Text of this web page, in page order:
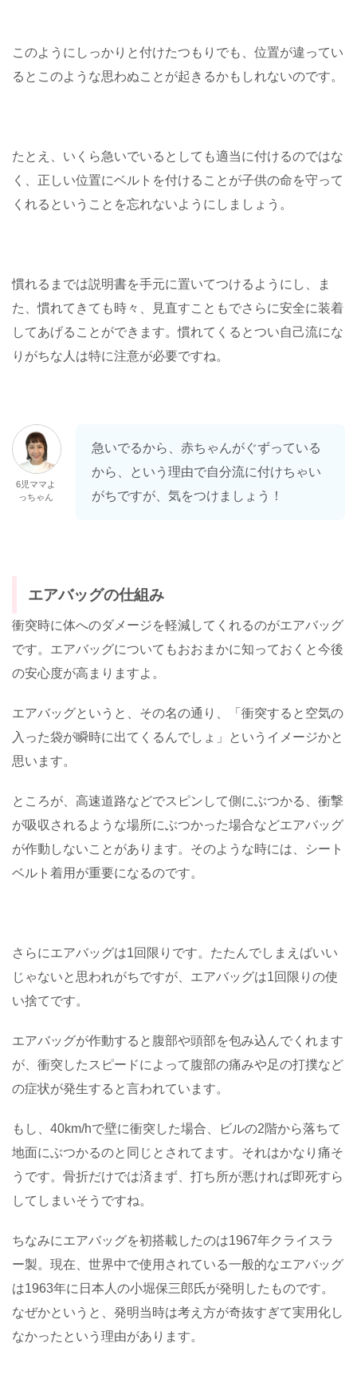
このようにしっかりと付けたつもりでも、位置が違ってい
るとこのような思わぬことが起きるかもしれないのです。
たとえ、いくら急いでいるとしても適当に付けるのではな
く、正しい位置にベルトを付けることが子供の命を守って
くれるということを忘れないようにしましょう。
慣れるまでは説明書を手元に置いてつけるようにし、ま
た、慣れてきても時々、見直すこともでさらに安全に装着
してあげることができます。慣れてくるとつい自己流にな
りがちな人は特に注意が必要ですね。
6児ママよ
っちゃん
急いでるから、赤ちゃんがぐずっている
から、という理由で自分流に付けちゃい
がちですが、気をつけましょう！
エアバッグの仕組み
衝突時に体へのダメージを軽減してくれるのがエアバッグ
です。エアバッグについてもおおまかに知っておくと今後
の安心度が高まりますよ。
エアバッグというと、その名の通り、「衝突すると空気の
入った袋が瞬時に出てくるんでしょ」というイメージかと
思います。
ところが、高速道路などでスピンして側にぶつかる、衝撃
が吸収されるような場所にぶつかった場合などエアバッグ
が作動しないことがあります。そのような時には、シート
ベルト着用が重要になるのです。
さらにエアバッグは1回限りです。たたんでしまえばいい
じゃないと思われがちですが、エアバッグは1回限りの使
い捨てです。
エアバッグが作動すると腹部や頭部を包み込んでくれます
が、衝突したスピードによって腹部の痛みや足の打撲など
の症状が発生すると言われています。
もし、40km/hで壁に衝突した場合、ビルの2階から落ちて
地面にぶつかるのと同じとされてます。それはかなり痛そ
うです。骨折だけでは済まず、打ち所が悪ければ即死すら
してしまいそうですね。
ちなみにエアバッグを初搭載したのは1967年クライスラ
ー製。現在、世界中で使用されている一般的なエアバッグ
は1963年に日本人の小堀保三郎氏が発明したものです。
なぜかというと、発明当時は考え方が奇抜すぎて実用化し
なかったという理由があります。